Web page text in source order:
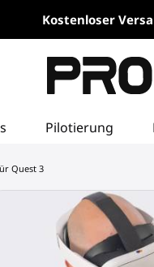
Kostenloser
Pilotierung
Quest 3